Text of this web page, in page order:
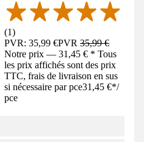
(1)
PVR: 35,99 €PVR35,99 €
Notre prix — 31,45 € * Tous
les prix affichés sont des prix
TTC, frais de livraison en sus
si nécessaire par pce31,45 €*/
pce